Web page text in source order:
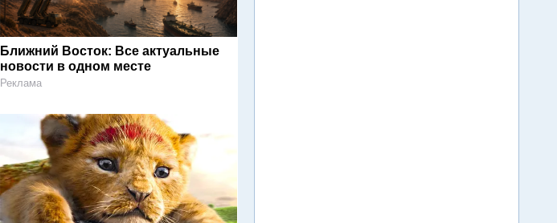
Ближний Восток: Все актуальные
новости в одном месте
Реклама